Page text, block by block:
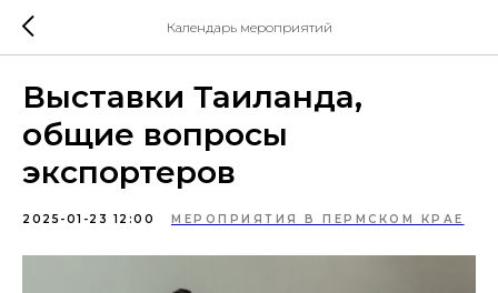
Календарь мероприятий
Выставки Таиланда,
общие вопросы
экспортеров
2025-01-23 12:00 МЕРОПРИЯТИЯ В ПЕРМСКОМ КРАЕ